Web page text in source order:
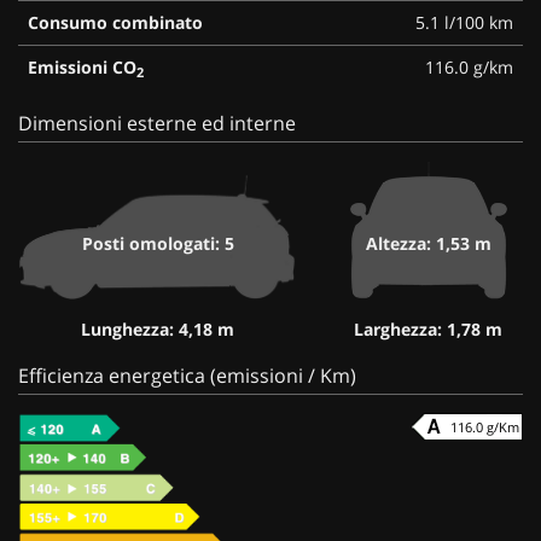
Consumo combinato
5.1 l/100 km
Emissioni CO2 116.0 g/km
Dimensioni esterne ed interne
Posti omologati: 5
Lunghezza: 4,18 m
Altezza: 1,53 m
Larghezza: 1,78 m
Efficienza energetica (emissioni / Km)
116.0 g/Km